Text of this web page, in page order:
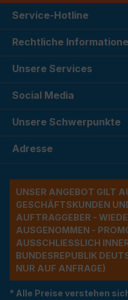
Service-Hotline
Rechtliche
Unsere Services
Social Media
Unsere Schwerpunkte
Adresse
UNSER ANGEBOT GILT
ESCHÄFTSKUNDEN UND
UFTRAGGEBER -
USGENOMMEN -
USSCHLIESSLICH
NDESREPUBLIK
R AUF ANFRAGE)
* Alle Preise verstehen